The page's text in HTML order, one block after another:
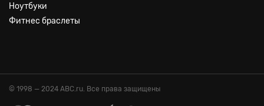
Ноутбуки
Фитнес браслеты
© 1998 — 2024 ABC.ru. Все права защищены